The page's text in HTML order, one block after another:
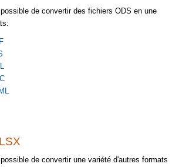
de convertir des fichiers ODS en une
de convertir une variété d'autres formats